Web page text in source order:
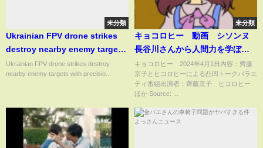
未分類
Ukrainian FPV drone strikes
destroy nearby enemy targets
with precision
Ukrainian FPV drone strikes destroy
nearby enemy targets with precisio...
未分類
キョコロヒー 動画 シソンヌ
長谷川さんから人間力を学ぼ
う 4月1日
キョコロヒー 2024年4月1日内容：齊藤
京子とヒコロヒーによる凸凹トークバラエ
ティ番組出演者：齊藤京子 ヒコロヒー
ほか Source: ...